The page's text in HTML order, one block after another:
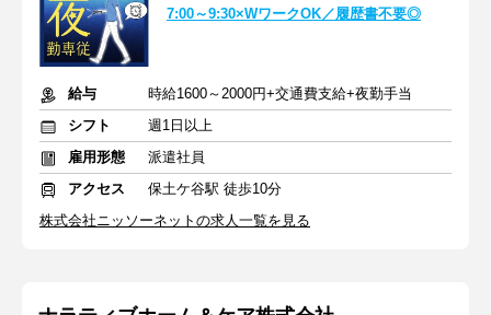
7:00～9:30×WワークOK／履歴書不要◎
給与
時給1600～2000円+交通費支給+夜勤手当
シフト
週1日以上
雇用形態
派遣社員
アクセス
保土ケ谷駅 徒歩10分
株式会社ニッソーネットの求人一覧を見る